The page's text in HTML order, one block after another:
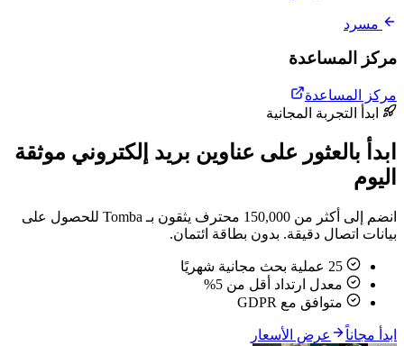
مسرد
مركز المساعدة
مركز المساعدة
ابدأ التجربة المجانية
ابدأ بالعثور على عناوين بريد إلكتروني موثقة
اليوم
انضم إلى أكثر من 150,000 محترف يثقون بـ Tomba للحصول على
بيانات اتصال دقيقة. بدون بطاقة ائتمان.
معدل ارتداد أقل من 5%
متوافق مع GDPR
ابدأ مجاناً عرض الأسعار